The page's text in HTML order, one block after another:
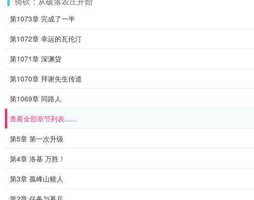
第1073章 完成了一半
第1072章 幸运的瓦伦汀
第1071章 深渊贷
第1070章 拜谢先生传道
第1069章 同路人
查看全部章节列表......
第5章 第一次升级
第4章 洛基 万胜！
第3章 孤峰山赎人